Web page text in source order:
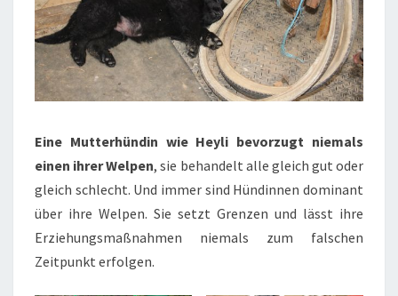
Eine Mutterhündin wie Heyli bevorzugt niemals
einen ihrer Welpen, sie behandelt alle gleich gut oder
gleich schlecht. Und immer sind Hündinnen dominant
über ihre Welpen. Sie setzt Grenzen und lässt ihre
Erziehungsmaßnahmen niemals zum falschen
Zeitpunkt erfolgen.